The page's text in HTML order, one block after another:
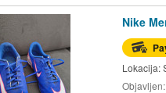
Nike
Lokacija:
Objavljen: